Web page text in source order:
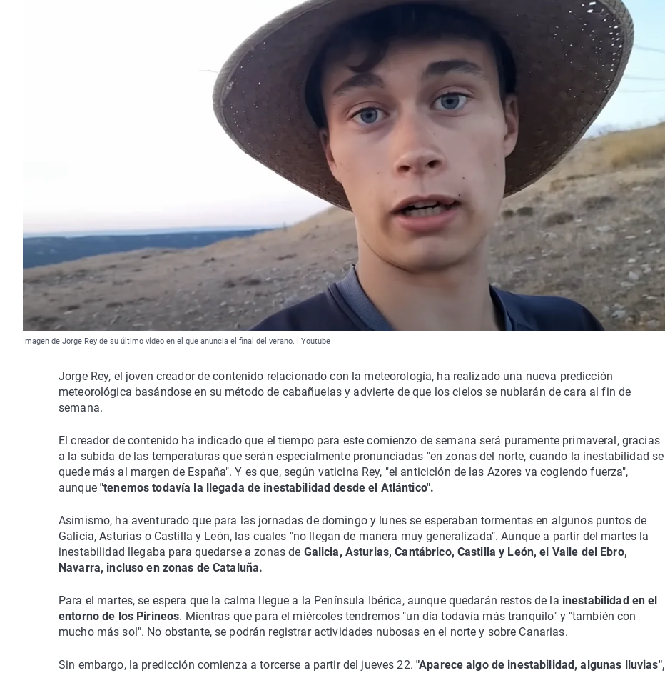
Imagen de Jorge Rey de su último vídeo en el que anuncia el final del verano. | Youtube
Jorge Rey, el joven creador de contenido relacionado con la meteorología, ha realizado una nueva predicción
meteorológica basándose en su método de cabañuelas y advierte de que los cielos se nublarán de cara al fin de
semana.
El creador de contenido ha indicado que el tiempo para este comienzo de semana será puramente primaveral, gracias
a la subida de las temperaturas que serán especialmente pronunciadas "en zonas del norte, cuando la inestabilidad se
quede más al margen de España". Y es que, según vaticina Rey, "el anticiclón de las Azores va cogiendo fuerza",
aunque "tenemos todavía la llegada de inestabilidad desde el Atlántico".
Asimismo, ha aventurado que para las jornadas de domingo y lunes se esperaban tormentas en algunos puntos de
Galicia, Asturias o Castilla y León, las cuales "no llegan de manera muy generalizada". Aunque a partir del martes la
inestabilidad llegaba para quedarse a zonas de Galicia, Asturias, Cantábrico, Castilla y León, el Valle del Ebro,
Navarra, incluso en zonas de Cataluña.
Para el martes, se espera que la calma llegue a la Península Ibérica, aunque quedarán restos de la inestabilidad en el
entorno de los Pirineos. Mientras que para el miércoles tendremos "un día todavía más tranquilo" y "también con
mucho más sol". No obstante, se podrán registrar actividades nubosas en el norte y sobre Canarias.
Sin embargo, la predicción comienza a torcerse a partir del jueves 22. "Aparece algo de inestabilidad, algunas lluvias",